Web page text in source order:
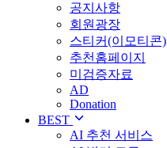
공지사항
회원광장
스티커(이모티콘)
추천홈페이지
미검증자료
AD
Donation
BEST
AI 추천 서비스